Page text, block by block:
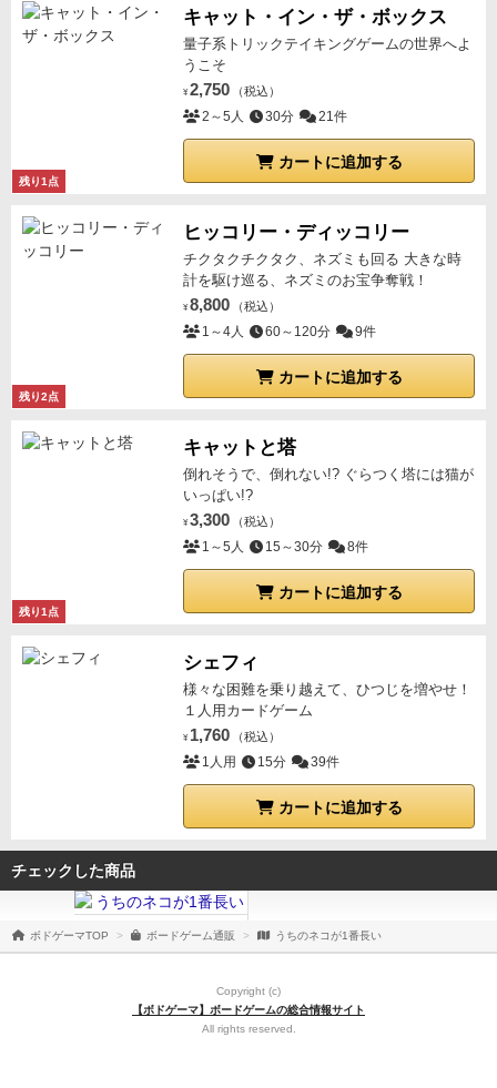
残り1点
キャット・イン・ザ・ボックス
量子系トリックテイキングゲームの世界へよ
うこそ
¥ 2,750 （税込）
2～5人 30分 21件
カートに追加する
残り2点
ヒッコリー・ディッコリー
チクタクチクタク、ネズミも回る 大きな時
計を駆け巡る、ネズミのお宝争奪戦！
¥ 8,800 （税込）
1～4人 60～120分 9件
カートに追加する
残り1点
キャットと塔
倒れそうで、倒れない!? ぐらつく塔には猫が
いっぱい!?
¥ 3,300 （税込）
1～5人 15～30分 8件
カートに追加する
シェフィ
様々な困難を乗り越えて、ひつじを増やせ！
１人用カードゲーム
¥ 1,760 （税込）
1人用 15分 39件
カートに追加する
チェックした商品
ボドゲーマTOP ボードゲーム通販 うちのネコが1番長い
Copyright (c)
【ボドゲーマ】ボードゲームの総合情報サイト
All rights reserved.